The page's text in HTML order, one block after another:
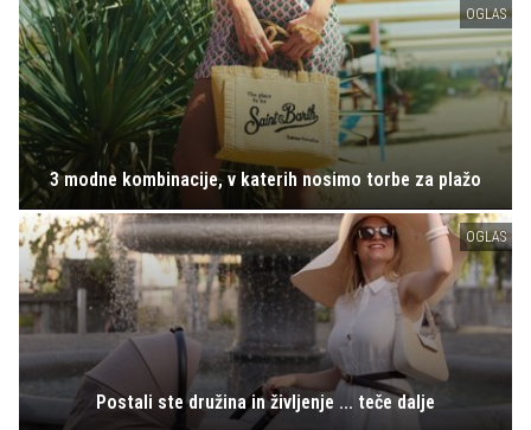
OGLAS
3 modne kombinacije, v katerih nosimo torbe za plažo
OGLAS
Postali ste družina in življenje ... teče dalje